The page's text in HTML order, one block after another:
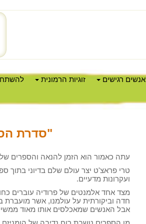
אנשים רגישים זוגיות הרמונית
"סדרת
עתה כאמור הוא הזמן להנאה והספרים
טרי פראצ'ט יצר עולם שלם בדיוני בתוך
ועקרונות מדעיים.
מצד אחד אלמנטים של פרודיה עוברים
חדה וביקורתית על עולמנו, אשר מועברת
אבל האנשים שמאכלסים אותו מאוד